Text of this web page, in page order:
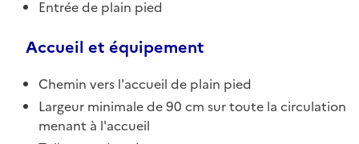
Entrée de plain pied
Accueil et équipement
Chemin vers l'accueil de plain pied
Largeur minimale de 90 cm sur toute la circulation
menant à l'accueil